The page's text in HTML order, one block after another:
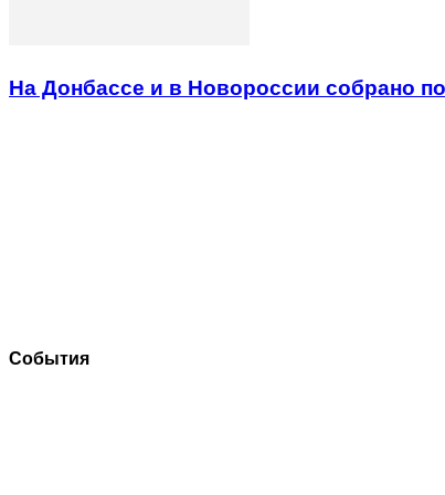
На Донбассе и в Новороссии собрано
События